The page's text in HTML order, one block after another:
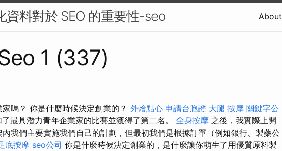
資料對於 SEO 的重要性-seo About
1 (337)
嗎？ 你是什​​麼時候決定創業的？ 外燴點心 申請台胞證 大腿 按摩 關鍵字公
最具潛力青年企業家的比賽並獲得了第二名。 全身按摩 之後，我實際上開
我們主要實施我們自己的計劃，但最初我們是根據訂單（例如銀行、製藥公
底按摩 seo公司 你是什​​麼時候決定創業的，是什麼讓你萌生了用優質原料製